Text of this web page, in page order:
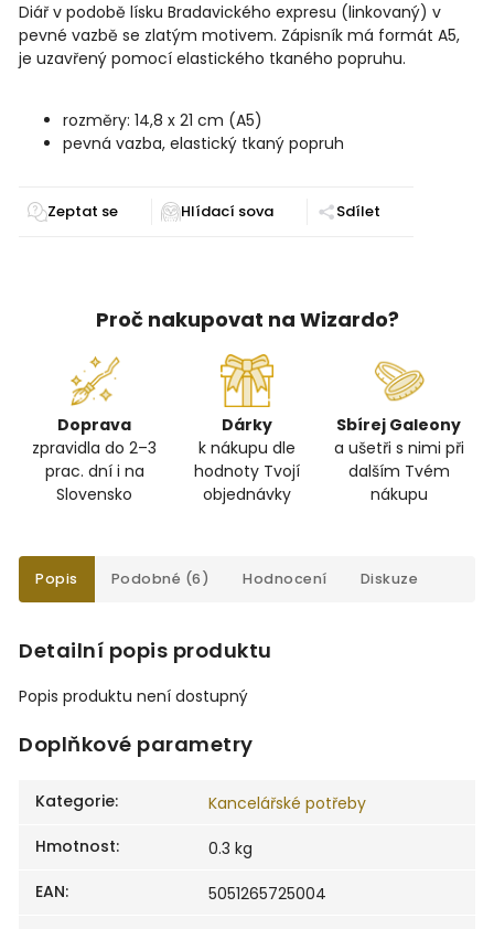
Diář v podobě lísku Bradavického expresu (linkovaný) v
pevné vazbě se zlatým motivem. Zápisník má formát A5,
je uzavřený pomocí elastického tkaného popruhu.
rozměry: 14,8 x 21 cm (A5)
pevná vazba, elastický tkaný popruh
Zeptat se Sdílet
Proč nakupovat na Wizardo?
Doprava
zpravidla do 2–3
prac. dní i na
Slovensko
Dárky
k nákupu dle
hodnoty Tvojí
objednávky
Sbírej Galeony
a ušetři s nimi při
dalším Tvém
nákupu
Popis Podobné (6) Hodnocení Diskuze
Detailní popis produktu
Popis produktu není dostupný
Doplňkové parametry
Kategorie:
Kancelářské potřeby
Hmotnost:
0.3 kg
EAN:
5051265725004